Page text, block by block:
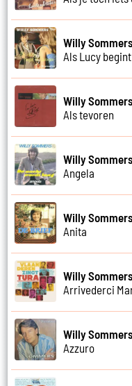
Willy Sommers
Als Lucy
Willy Sommers
Als tevoren
Willy Sommers
Angela
Willy Sommers
Anita
Willy Sommers
Arrivederci
Willy Sommers
Azzuro